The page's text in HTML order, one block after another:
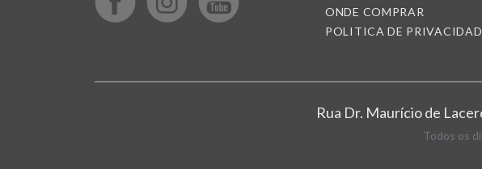
ONDE COMPRAR
POLITICA DE
Rua Dr. Maurício de
Todos os